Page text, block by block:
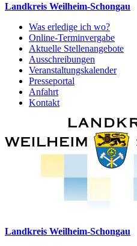
Landkreis Weilheim-Schongau
Was erledige ich wo?
Online-Terminvergabe
Aktuelle Stellenangebote
Ausschreibungen
Veranstaltungskalender
Presseportal
Anfahrt
Kontakt
Landkreis Weilheim-Schongau